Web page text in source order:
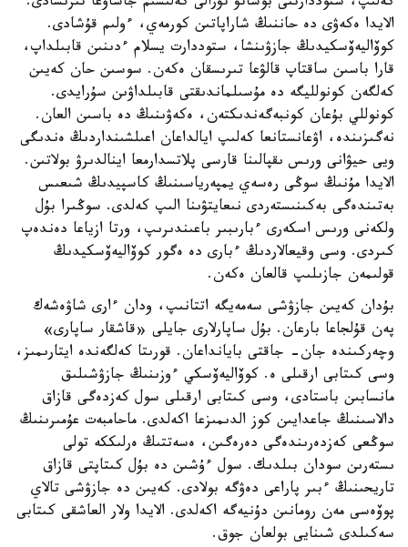
الايدا ەكەۋى دە حاننىڭ شاراپاتىن كورمەي، ءولىم قۇشادى.
كوۆاليەۆسكيدىڭ جازۋىنشا، ستوددارت يسلام ءدىنىن قابىلداپ،
قارا باسىن ساقتاپ قالۋعا تىرىسقان ەكەن. سوسىن حان كەيىن
كەلگەن كونولليگە دە مۇسىلماندىقتى قابىلداۋىن سۇرايدى.
كونوللي بۇعان كونبەگەندىكتەن، ەكەۋىنىڭ دە باسىن العان.
نەگىزىندە، اۋعانستانعا كەلىپ ايالداعان اعىلشىنداردىڭ ەندىگى
ويى حيۋانى ورىس ىقپالىنا قارسى پلاتسدارمعا اينالدىرۋ بولاتىن.
الايدا مۇنىڭ سوڭى رەسەي يمپەرياسىنىڭ كاسپيدىڭ شىعىس
بەتىندەگى بەكىنىستەردى نىعايتۋىنا الىپ كەلدى. سوڭىرا بۇل
ولكەنى ورىس اسكەرى ءبارىبىر باعىندىرىپ، ورتا ازياعا دەندەپ
كىردى. وسى وقيعالاردىڭ ءبارى دە ەگور كوۆاليەۆسكيدىڭ
قولىمەن جازىلىپ قالعان ەكەن.
بۇدان كەيىن جازۋشى سەمەيگە اتتانىپ، ودان ءارى شاۋەشەك
پەن قۇلجاعا بارعان. بۇل ساپارلارى جايلى «قاشقار ساپارى»
وچەركىندە جان- جاقتى بايانداعان. قورىتا كەلگەندە ايتارىمىز،
وسى كىتابى ارقىلى ە. كوۆاليەۆسكي ءوزىنىڭ جازۋشىلىق
مانسابىن باستادى، وسى كىتابى ارقىلى سول كەزدەگى قازاق
دالاسىنىڭ جاعدايىن كوز الدىمىزعا اكەلدى. ماحامبەت عۇمىرىنىڭ
سوڭعى كەزدەرىندەگى دەرەگىن، ەسەتتىڭ ەرلىككە تولى
ىستەرىن سودان بىلدىك. سول ءۇشىن دە بۇل كىتاپتى قازاق
تاريحىنىڭ ءبىر پاراعى دەۋگە بولادى. كەيىن دە جازۋشى تالاي
پوۆەسى مەن رومانىن دۇنيەگە اكەلدى. الايدا ولار العاشقى كىتابى
سەكىلدى شىنايى بولعان جوق.